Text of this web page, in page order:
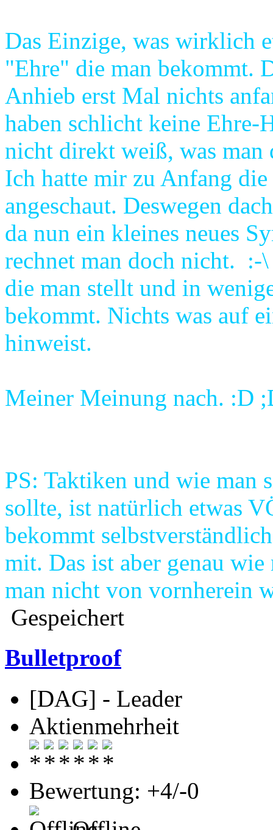
Das Einzige, was wirklich
"Ehre" die man bekommt.
Anhieb erst Mal nichts
haben schlicht keine Ehre-
nicht direkt weiß, was man
Ich hatte mir zu Anfang
angeschaut. Deswegen
da nun ein kleines neues
rechnet man doch nicht. :-\
die man stellt und in
bekommt. Nichts was auf
hinweist.
Meiner Meinung nach. :D
PS: Taktiken und wie man
sollte, ist natürlich etwas
bekommt
mit. Das ist aber genau
man nicht von vornherein
Gespeichert
Bulletproof
[DAG] - Leader
Aktienmehrheit
Bewertung: +4/-0